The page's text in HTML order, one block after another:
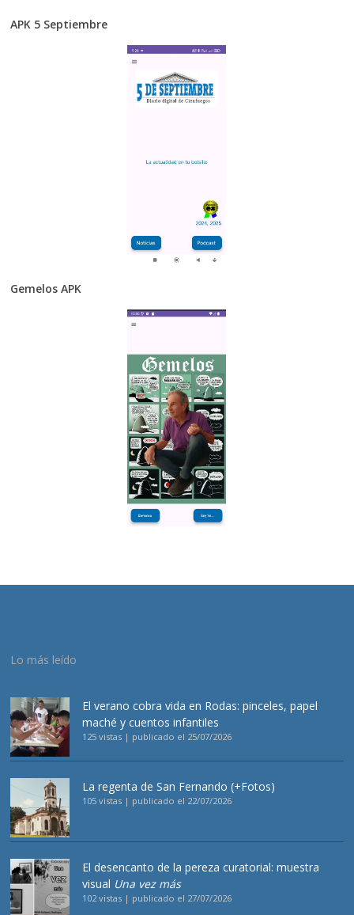
APK 5 Septiembre
Gemelos APK
Lo más leído
El verano cobra vida en Rodas: pinceles, papel
maché y cuentos infantiles
125 vistas | publicado el 25/07/2026
La regenta de San Fernando (+Fotos)
105 vistas | publicado el 22/07/2026
El desencanto de la pereza curatorial: muestra
visual Una vez más
102 vistas | publicado el 27/07/2026